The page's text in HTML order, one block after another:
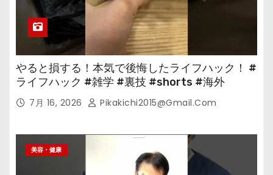
やると損する！本気で後悔したライフハック！ #
ライフハック #雑学 #裏技 #shorts #海外
7月 16, 2026 Pikakichi2015@gmail.com
美容・健康